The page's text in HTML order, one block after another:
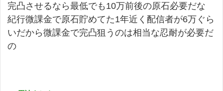
完凸させるなら最低でも10万前後の原石必要だな
紀行微課金で原石貯めてた1年近く配信者が6万ぐら
いだから微課金で完凸狙うのは相当な忍耐が必要だ
の